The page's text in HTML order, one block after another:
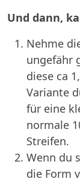
Und dann,
Nehme
ungefähr
diese ca
Variante
für eine
normale
Streifen.
Wenn du
die Form